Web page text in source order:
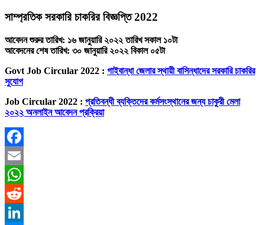
সাম্প্রতিক সরকারি চাকরির বিজ্ঞপ্তি 2022
আবেদন শুরুর তারিখ: ১৬ জানুয়ারি ২০২২ তারিখ সকাল ১০টা
আবেদনের শেষ তারিখ: ৩০ জানুয়ারি ২০২২ বিকাল ০৫টা
Govt Job Circular 2022 : গাইবান্ধা জেলার স্থায়ী বাসিন্ধাদের সরকারি চাকরির
সুযোগ
Job Circular 2022 : প্রতিবন্ধী ব্যক্তিদের কর্মসংস্থানের জন্য চাকুরী মেলা
২০২২ অনলাইন আবেদন প্রক্রিয়া
Facebook
Email
WhatsApp
Reddit